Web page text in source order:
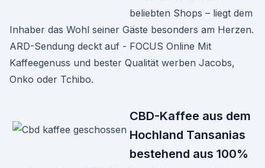
beliebten Shops – liegt dem
Inhaber das Wohl seiner Gäste besonders am Herzen.
ARD-Sendung deckt auf - FOCUS Online Mit
Kaffeegenuss und bester Qualität werben Jacobs,
Onko oder Tchibo.
CBD-Kaffee aus dem
Hochland Tansanias
bestehend aus 100%